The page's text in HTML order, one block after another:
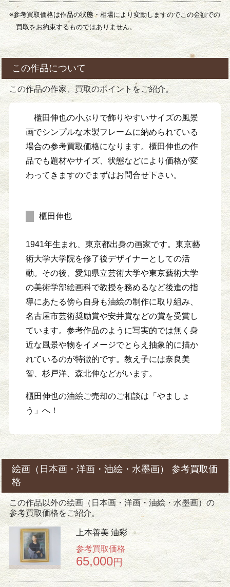
※参考買取価格は作品の状態・相場により変動しますのでこの金額での
買取をお約束するものではありません。
この作品について
この作品の作家、買取のポイントをご紹介。
櫃田伸也の小ぶりで飾りやすいサイズの風景
画でシンプルな木製フレームに納められている
場合の参考買取価格になります。櫃田伸也の作
品でも題材やサイズ、状態などにより価格が変
わってきますのでまずはお問合せ下さい。
櫃田伸也
1941年生まれ、東京都出身の画家です。東京藝
術大学大学院を修了後デザイナーとしての活
動。その後、愛知県立芸術大学や東京藝術大学
の美術学部絵画科で教授を務めるなど後進の指
導にあたる傍ら自身も油絵の制作に取り組み、
名古屋市芸術奨励賞や安井賞などの賞を受賞し
ています。参考作品のように写実的では無く身
近な風景や物をイメージでとらえ抽象的に描か
れているのが特徴的です。教え子には奈良美
智、杉戸洋、森北伸などがいます。
櫃田伸也の油絵ご売却のご相談は「やましょ
う」へ！
絵画（日本画・洋画・油絵・水墨画） 参考買取価
格
この作品以外の絵画（日本画・洋画・油絵・水墨画）の
参考買取価格をご紹介。
上本善美 油彩
参考買取価格
65,000円